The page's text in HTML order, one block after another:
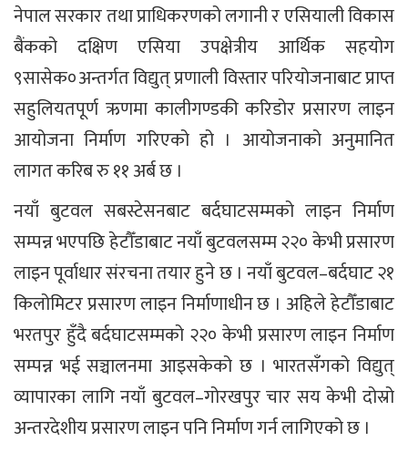
नेपाल सरकार तथा प्राधिकरणको लगानी र एसियाली विकास
बैंकको दक्षिण एसिया उपक्षेत्रीय आर्थिक सहयोग
९सासेक०अन्तर्गत विद्युत् प्रणाली विस्तार परियोजनाबाट प्राप्त
सहुलियतपूर्ण ऋणमा कालीगण्डकी करिडोर प्रसारण लाइन
आयोजना निर्माण गरिएको हो । आयोजनाको अनुमानित
लागत करिब रु ११ अर्ब छ ।
नयाँ बुटवल सबस्टेसनबाट बर्दघाटसम्मको लाइन निर्माण
सम्पन्न भएपछि हेटौँडाबाट नयाँ बुटवलसम्म २२० केभी प्रसारण
लाइन पूर्वाधार संरचना तयार हुने छ । नयाँ बुटवल–बर्दघाट २१
किलोमिटर प्रसारण लाइन निर्माणाधीन छ । अहिले हेटौँडाबाट
भरतपुर हुँदै बर्दघाटसम्मको २२० केभी प्रसारण लाइन निर्माण
सम्पन्न भई सञ्चालनमा आइसकेको छ । भारतसँगको विद्युत्
व्यापारका लागि नयाँ बुटवल–गोरखपुर चार सय केभी दोस्रो
अन्तरदेशीय प्रसारण लाइन पनि निर्माण गर्न लागिएको छ ।